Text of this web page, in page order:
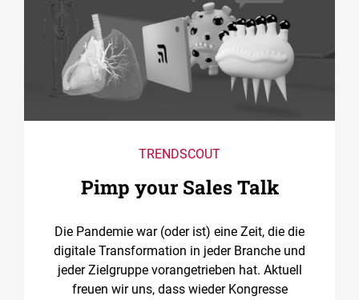
TRENDSCOUT
Pimp your Sales Talk
Die Pandemie war (oder ist) eine Zeit, die die
digitale Transformation in jeder Branche und
jeder Zielgruppe vorangetrieben hat. Aktuell
freuen wir uns, dass wieder Kongresse